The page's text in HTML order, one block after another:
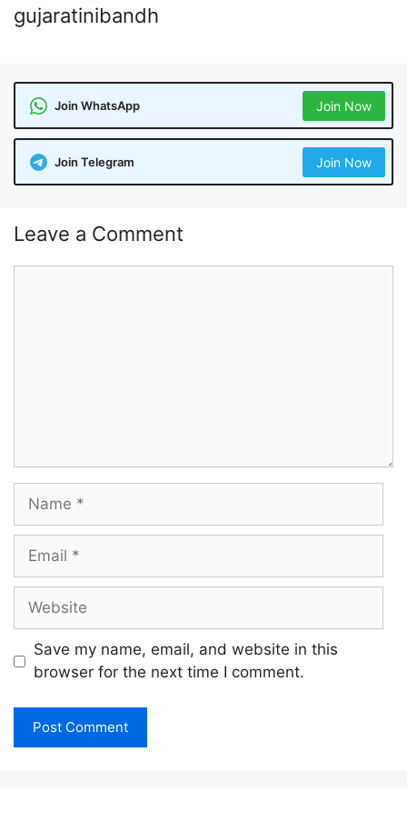
gujaratinibandh
Join WhatsApp Join Now
Join Telegram Join Now
Leave a Comment
Name
Email
Website
Save my name, email, and website in this
browser for the next time I comment.